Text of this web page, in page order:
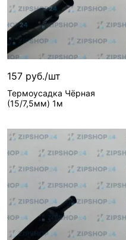
157 руб./шт
Термоусадка Чёрная
(15/7,5мм) 1м
В корзину
50 шт
Вид запчасти—
Термоусадка